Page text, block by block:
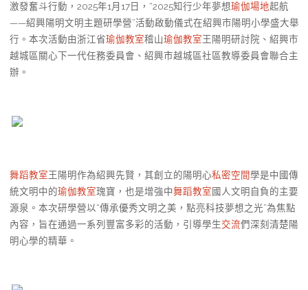
激發奮斗行動，2025年1月17日，“2025知行少年夢想瑜伽場地起航
——紹興陽明文明主題研學營”活動啟動儀式在紹興市陽明小學盛大舉
行。本次活動由浙江省瑜伽教室稽山瑜伽教室王陽明研討院、紹興市
越城區關心下一代任務委員會、紹興市越城區社區教導委員會聯合主
辦。
舞蹈教室王陽明作為紹興先賢，其創立的陽明心私密空間學是中國傳
統文明中的瑜伽教室瑰寶，也是增強中舞蹈教室國人文明自負的主要
源泉。本次研學營以“傳承優秀文明之美，點亮科技夢想之光”為焦點
內容，旨在通過一系列豐富多彩的活動，引導學生交流們深刻清楚陽
明心學的精華。